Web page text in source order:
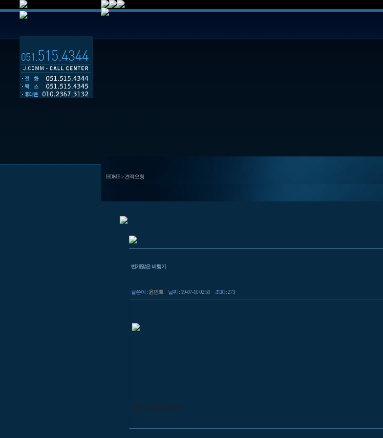
HOME > 견적요청
번개맞은 비행기
글쓴이 :윤민호 날짜: 19-07-10 02:59 조회 : 273
찍은 사람도 대단하네;